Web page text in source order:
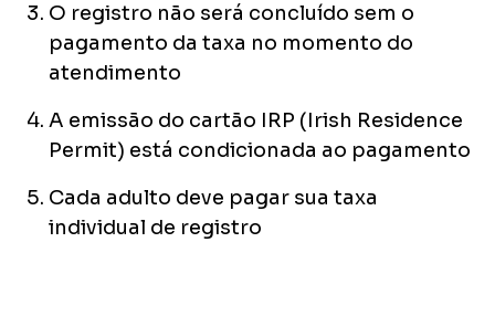
O registro não será concluído sem o
pagamento da taxa no momento do
atendimento
A emissão do cartão IRP (Irish Residence
Permit) está condicionada ao pagamento
Cada adulto deve pagar sua taxa
individual de registro